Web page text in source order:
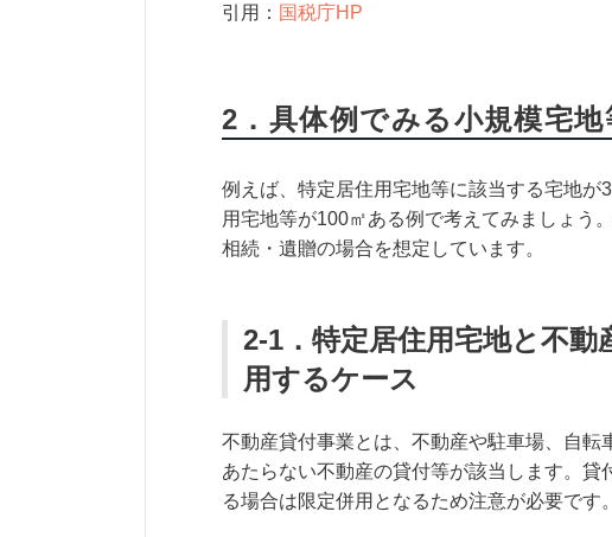
引用： 国税庁HP
2．具体例でみる小規模宅
例えば、特定居住用宅地等に該当する宅地
用宅地等が100㎡ある例で考えてみましょう
相続・遺贈の場合を想定しています。
2-1．特定居住用宅地と不
用するケース
不動産貸付事業とは、不動産や駐車場、自
あたらない不動産の貸付等が該当します。
る場合は限定併用となるため注意が必要です。